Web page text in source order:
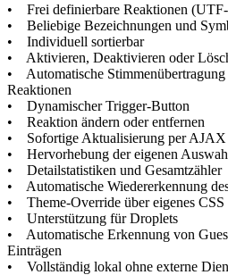
• Frei definierbare Reaktionen
• Beliebige Bezeichnungen und
• Individuell sortierbar
• Aktivieren, Deaktivieren oder
• Automatische
Reaktionen
• Dynamischer Trigger-Button
• Reaktion ändern oder entfernen
• Sofortige Aktualisierung per AJAX
• Hervorhebung der eigenen
• Detailstatistiken und Gesamtzähler
• Automatische Wiedererkennung
• Theme-Override über eigenes CSS
• Unterstützung für Droplets
• Automatische Erkennung von
Einträgen
• Vollständig lokal ohne externe